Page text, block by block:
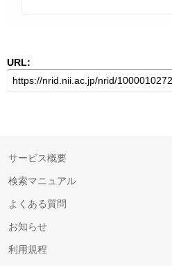
URL:
サービス概要
検索マニュアル
よくある質問
お知らせ
利用規程